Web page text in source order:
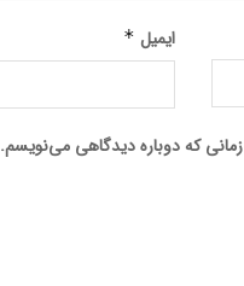
ایمیل *
که دوباره دیدگاهی می‌نویسم.